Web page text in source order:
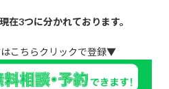
在3つに分かれております。
こちらクリックで登録▼